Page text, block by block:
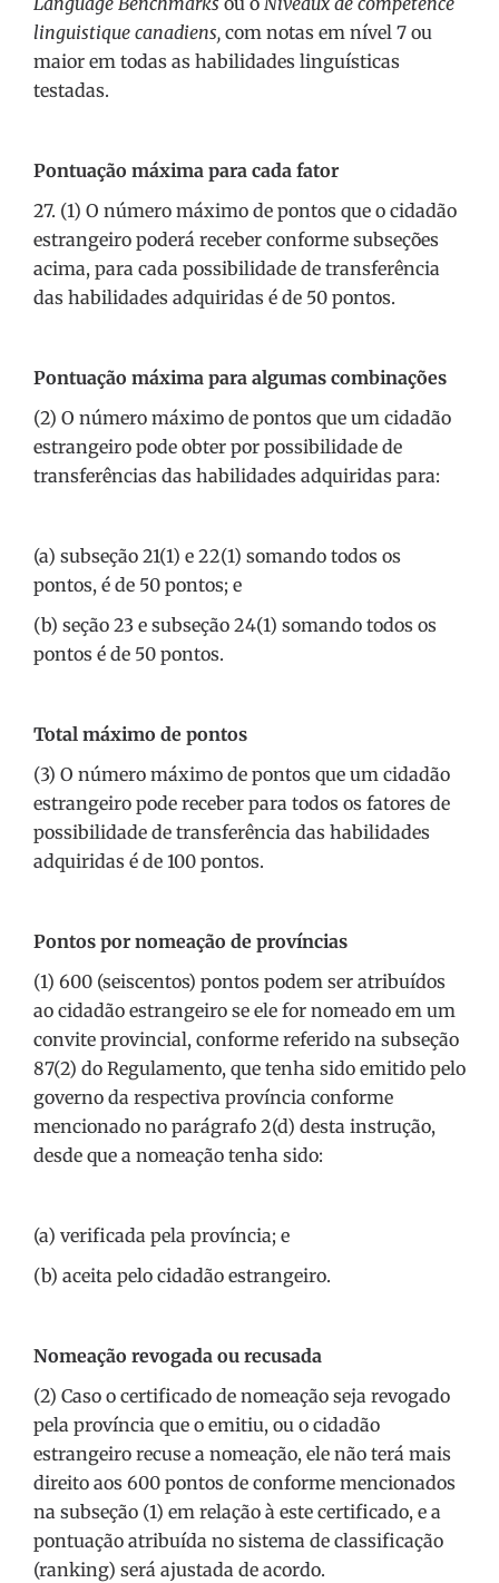
linguistique canadiens, com notas em nível 7 ou
maior em todas as habilidades linguísticas
testadas.
Pontuação máxima para cada fator
27. (1) O número máximo de pontos que o cidadão
estrangeiro poderá receber conforme subseções
acima, para cada possibilidade de transferência
das habilidades adquiridas é de 50 pontos.
Pontuação máxima para algumas combinações
(2) O número máximo de pontos que um cidadão
estrangeiro pode obter por possibilidade de
transferências das habilidades adquiridas para:
(a) subseção 21(1) e 22(1) somando todos os
pontos, é de 50 pontos; e
(b) seção 23 e subseção 24(1) somando todos os
pontos é de 50 pontos.
Total máximo de pontos
(3) O número máximo de pontos que um cidadão
estrangeiro pode receber para todos os fatores de
possibilidade de transferência das habilidades
adquiridas é de 100 pontos.
Pontos por nomeação de províncias
(1) 600 (seiscentos) pontos podem ser atribuídos
ao cidadão estrangeiro se ele for nomeado em um
convite provincial, conforme referido na subseção
87(2) do Regulamento, que tenha sido emitido pelo
governo da respectiva província conforme
mencionado no parágrafo 2(d) desta instrução,
desde que a nomeação tenha sido:
(a) verificada pela província; e
(b) aceita pelo cidadão estrangeiro.
Nomeação revogada ou recusada
(2) Caso o certificado de nomeação seja revogado
pela província que o emitiu, ou o cidadão
estrangeiro recuse a nomeação, ele não terá mais
direito aos 600 pontos de conforme mencionados
na subseção (1) em relação à este certificado, e a
pontuação atribuída no sistema de classificação
(ranking) será ajustada de acordo.